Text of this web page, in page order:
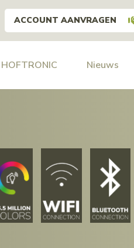
ACCOUNT AANVRAGEN
Nieuws